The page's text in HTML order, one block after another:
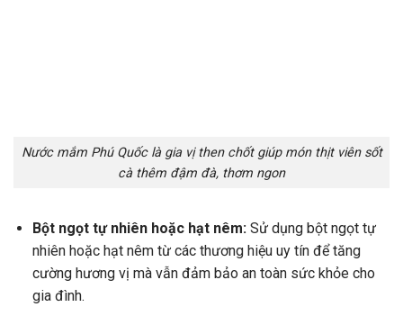
Nước mắm Phú Quốc là gia vị then chốt giúp món thịt viên sốt
cà thêm đậm đà, thơm ngon
Bột ngọt tự nhiên hoặc hạt nêm: Sử dụng bột ngọt tự
nhiên hoặc hạt nêm từ các thương hiệu uy tín để tăng
cường hương vị mà vẫn đảm bảo an toàn sức khỏe cho
gia đình.